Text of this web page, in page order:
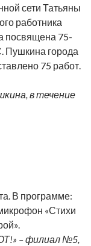
сети Татьяны
работника
посвящена 75-
Пушкина города
75 работ.
в течение
В программе:
«Стихи
– филиал №5,